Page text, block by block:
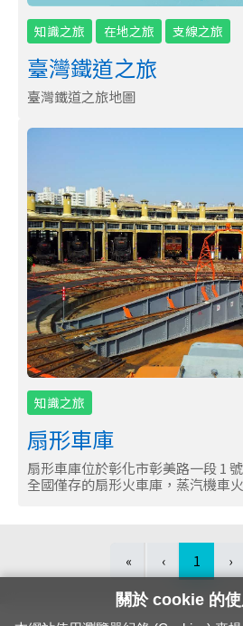
知識之旅 在地之旅 支線之旅
臺灣鐵道之旅
臺灣鐵道之旅地圖
知識之旅
扇形車庫
扇形車庫位於彰化市彰美路一段 1
全國僅存的扇形火車庫，蒸汽機車
« ‹ 1 ›
關於 cookie 的使